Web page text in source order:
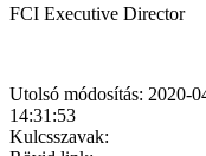
FCI Executive Director
Utolsó módosítás: 2020-
14:31:53
Kulcsszavak: